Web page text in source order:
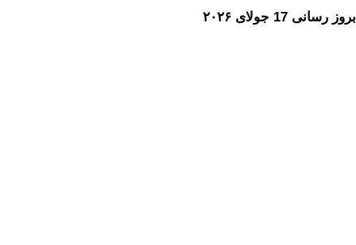
بروز رسانی 17 جولای ۲۰۲۶